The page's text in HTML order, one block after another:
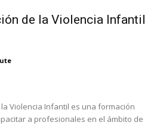
de la Violencia Infantil
Violencia Infantil es una formación
a profesionales en el ámbito de